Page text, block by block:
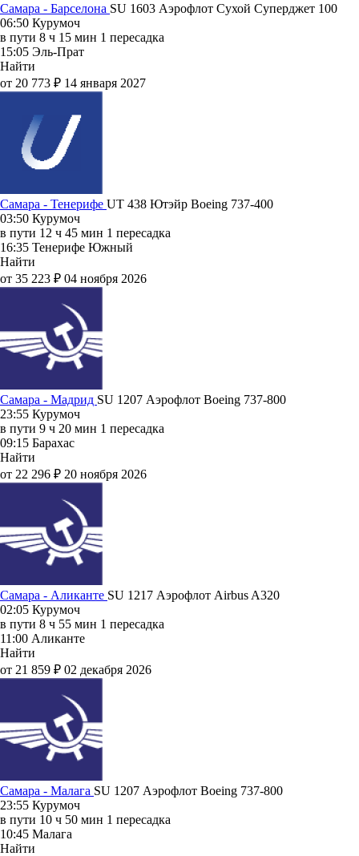
Самара - Барселона SU 1603 Аэрофлот Сухой Суперджет 100
06:50 Курумоч
в пути 8 ч 15 мин 1 пересадка
15:05 Эль-Прат
Найти
от 20 773 ₽ 14 января 2027
Самара - Тенерифе UT 438 Ютэйр Boeing 737-400
03:50 Курумоч
в пути 12 ч 45 мин 1 пересадка
16:35 Тенерифе Южный
Найти
от 35 223 ₽ 04 ноября 2026
Самара - Мадрид SU 1207 Аэрофлот Boeing 737-800
23:55 Курумоч
в пути 9 ч 20 мин 1 пересадка
09:15 Барахас
Найти
от 22 296 ₽ 20 ноября 2026
Самара - Аликанте SU 1217 Аэрофлот Airbus A320
02:05 Курумоч
в пути 8 ч 55 мин 1 пересадка
11:00 Аликанте
Найти
от 21 859 ₽ 02 декабря 2026
Самара - Малага SU 1207 Аэрофлот Boeing 737-800
23:55 Курумоч
в пути 10 ч 50 мин 1 пересадка
10:45 Малага
Найти